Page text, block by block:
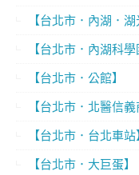
【台北市．內湖．湖
【台北市．內湖科學
【台北市．公館】
【台北市．北醫信義
【台北市．台北車站】
【台北市．大巨蛋】